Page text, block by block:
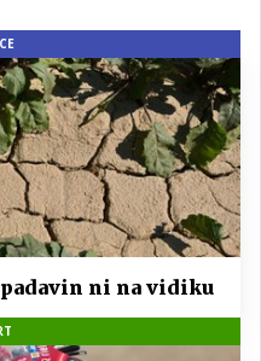
padavin ni na vidiku